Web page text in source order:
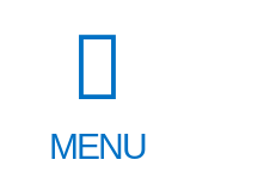
MENU